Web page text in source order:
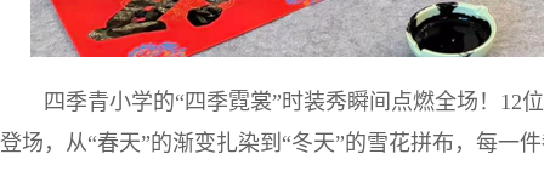
四季青小学的“四季霓裳”时装秀瞬间点燃全场！12
登场，从“春天”的渐变扎染到“冬天”的雪花拼布，每一